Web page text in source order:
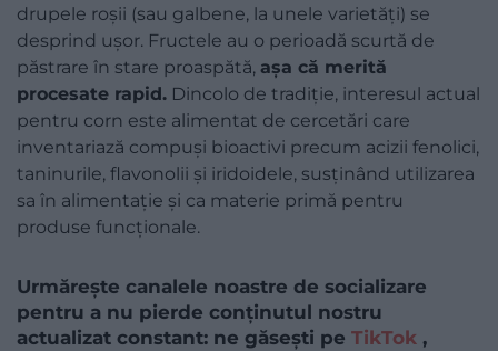
drupele roșii (sau galbene, la unele varietăți) se
desprind ușor. Fructele au o perioadă scurtă de
păstrare în stare proaspătă, așa că merită
procesate rapid. Dincolo de tradiție, interesul actual
pentru corn este alimentat de cercetări care
inventariază compuși bioactivi precum acizii fenolici,
taninurile, flavonolii și iridoidele, susținând utilizarea
sa în alimentație și ca materie primă pentru
produse funcționale.
Urmărește canalele noastre de socializare
pentru a nu pierde conținutul nostru
actualizat constant: ne găsești pe TikTok ,